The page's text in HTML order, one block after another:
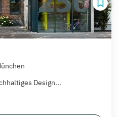
Design...